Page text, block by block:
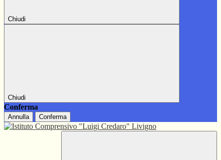
Chiudi
Chiudi
Conferma
Annulla Conferma